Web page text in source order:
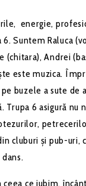
energie,
Suntem Raluca
(chitara), Andrei
este muzica.
buzele a sute de
Trupa 6 asigură nu
cluburi și pub-uri,
ce iubim,